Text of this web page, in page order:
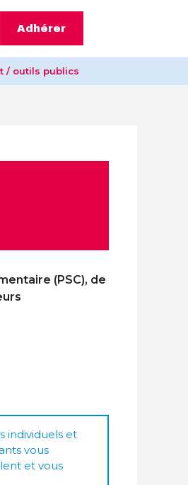
Adhérer
/ outils publics
(PSC), de
individuels et
vous
et vous